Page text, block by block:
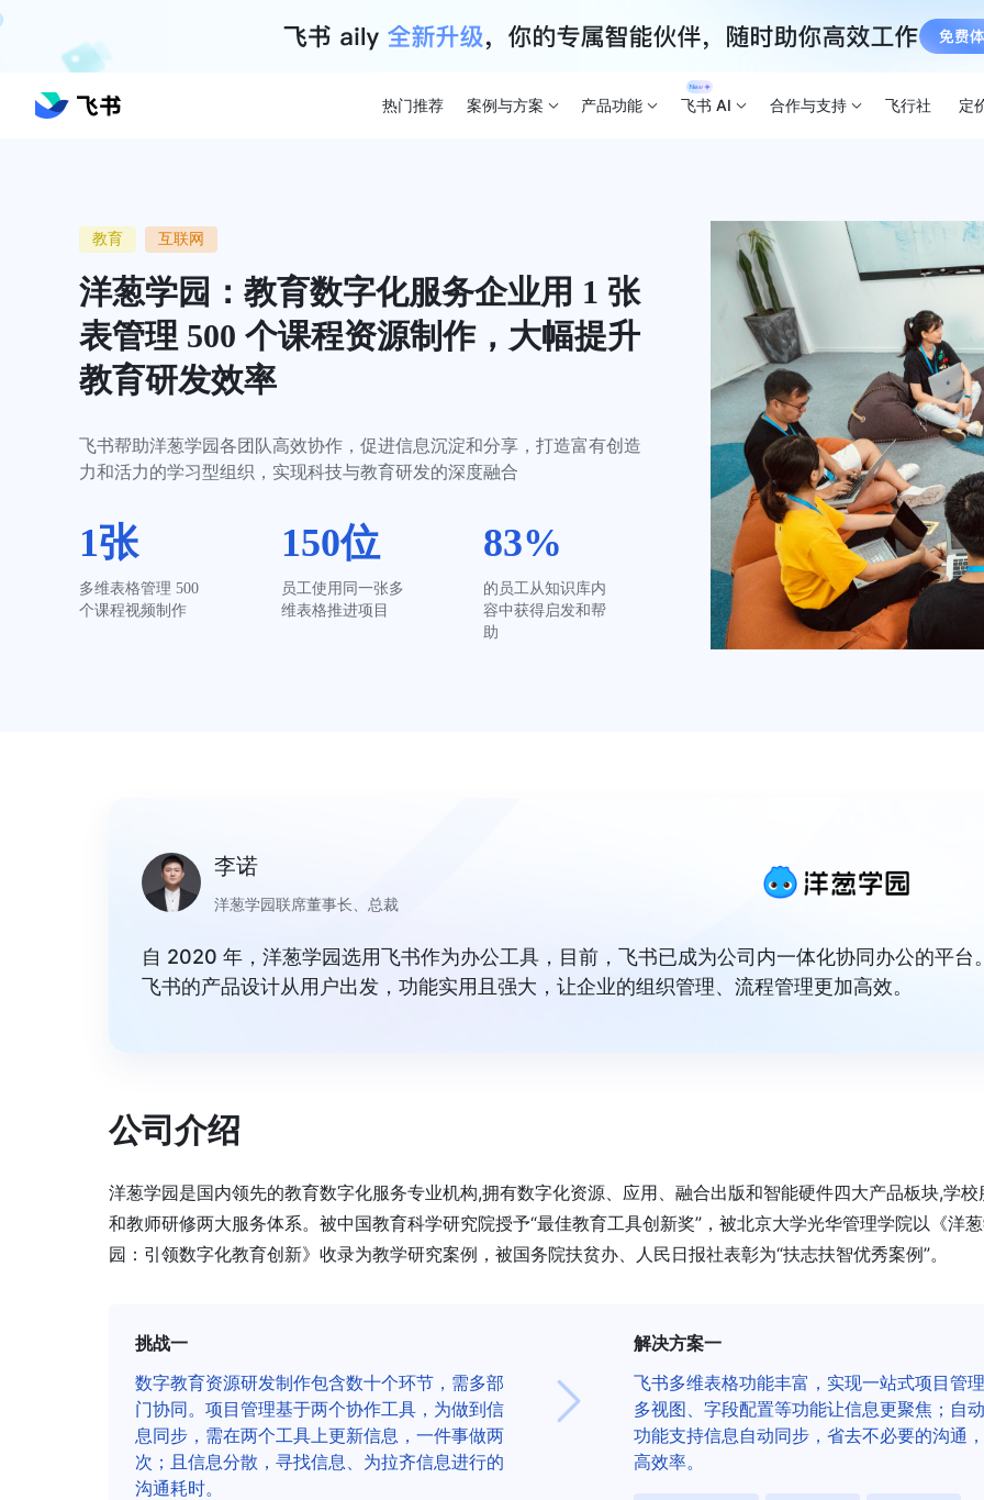
热门推荐 案例与方案 产品功能 飞书 AI 合作与支持 飞行社 定
教育 互联网
洋葱学园：教育数字化服务企业用 1 张
表管理 500 个课程资源制作，大幅提升
教育研发效率
飞书帮助洋葱学园各团队高效协作，促进信息沉淀和分享，打造富有创造
力和活力的学习型组织，实现科技与教育研发的深度融合
1张
多维表格管理 500
个课程视频制作
150位
员工使用同一张多
维表格推进项目
83%
的员工从知识库内
容中获得启发和帮
助
李诺
洋葱学园联席董事长、总裁
自 2020 年，洋葱学园选用飞书作为办公工具，目前，飞书已成为公司内一体化协同办公的平台。
飞书的产品设计从用户出发，功能实用且强大，让企业的组织管理、流程管理更加高效。
公司介绍
洋葱学园是国内领先的教育数字化服务专业机构,拥有数字化资源、应用、融合出版和智能硬件四大产品板块,学校
和教师研修两大服务体系。被中国教育科学研究院授予“最佳教育工具创新奖”，被北京大学光华管理学院以《洋
园：引领数字化教育创新》收录为教学研究案例，被国务院扶贫办、人民日报社表彰为“扶志扶智优秀案例”。
挑战一
数字教育资源研发制作包含数十个环节，需多部
门协同。项目管理基于两个协作工具，为做到信
息同步，需在两个工具上更新信息，一件事做两
次；且信息分散，寻找信息、为拉齐信息进行的
沟通耗时。
解决方案一
飞书多维表格功能丰富，实现一站式项目管理
多视图、字段配置等功能让信息更聚焦；自
功能支持信息自动同步，省去不必要的沟通
高效率。